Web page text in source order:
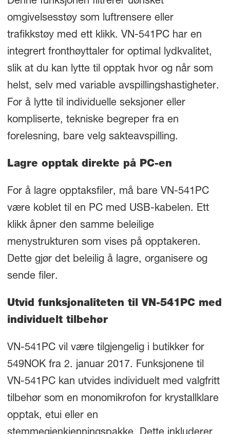
omgivelsesstøy som luftrensere eller
trafikkstøy med ett klikk. VN-541PC har en
integrert fronthøyttaler for optimal lydkvalitet,
slik at du kan lytte til opptak hvor og når som
helst, selv med variable avspillingshastigheter.
For å lytte til individuelle seksjoner eller
kompliserte, tekniske begreper fra en
forelesning, bare velg sakteavspilling.
Lagre opptak direkte på PC-en
For å lagre opptaksfiler, må bare VN-541PC
være koblet til en PC med USB-kabelen. Ett
klikk åpner den samme beleilige
menystrukturen som vises på opptakeren.
Dette gjør det beleilig å lagre, organisere og
sende filer.
Utvid funksjonaliteten til VN-541PC med
individuelt tilbehør
VN-541PC vil være tilgjengelig i butikker for
549NOK fra 2. januar 2017. Funksjonene til
VN-541PC kan utvides individuelt med valgfritt
tilbehør som en monomikrofon for krystallklare
opptak, etui eller en